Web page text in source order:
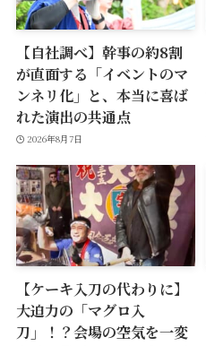
【自社調べ】幹事の約8割
が直面する「イベントのマ
ンネリ化」と、本当に喜ば
れた演出の共通点
2026年8月7日
【ケーキ入刀の代わりに】
大迫力の「マグロ入
刀」！？会場の空気を一変